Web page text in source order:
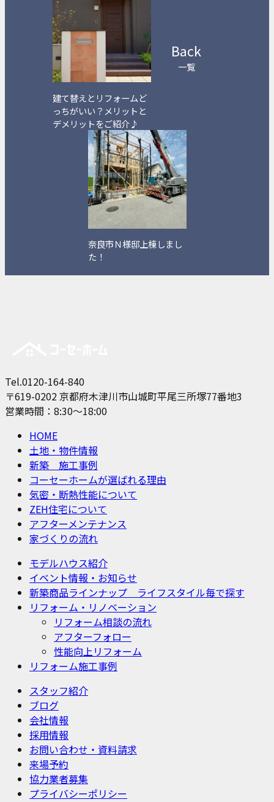
建て替えとリフォームど
っちがいい？メリットと
デメリットをご紹介♪
Back
一覧
奈良市Ｎ様邸上棟しまし
た！
Tel.0120-164-840
〒619-0202 京都府木津川市山城町平尾三所塚77番地3
営業時間：8:30～18:00
HOME
土地・物件情報
新築 施工事例
コーセーホームが選ばれる理由
気密・断熱性能について
ZEH住宅について
アフターメンテナンス
家づくりの流れ
モデルハウス紹介
イベント情報・お知らせ
新築商品ラインナップ ライフスタイル毎で探す
リフォーム・リノベーション
リフォーム相談の流れ
アフターフォロー
性能向上リフォーム
リフォーム施工事例
スタッフ紹介
ブログ
会社情報
採用情報
お問い合わせ・資料請求
来場予約
協力業者募集
プライバシーポリシー